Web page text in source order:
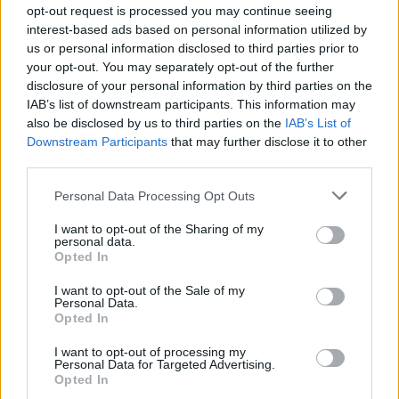
opt-out request is processed you may continue seeing
interest-based ads based on personal information utilized by
us or personal information disclosed to third parties prior to
your opt-out. You may separately opt-out of the further
disclosure of your personal information by third parties on the
IAB’s list of downstream participants. This information may
also be disclosed by us to third parties on the IAB’s List of
Downstream Participants that may further disclose it to other
Please note that this website/app uses one or more Google
not limited to your visit or usage behaviour. You may click to
grant or deny consent to Google and its third-party tags to
use your data for below specified purposes in below Google
consent section.
Personal Data Processing Opt Outs
I want to opt-out of the Sharing of my
personal data.
Opted In
I want to opt-out of the Sale of my
Personal Data.
Opted In
I want to opt-out of processing my
Personal Data for Targeted Advertising.
Opted In
allt sedan i maj 2004 som gjort att han bara
kunnat träna en bråkdel mot tidigare, men tack
vare sin stora naturtalang trots det kunnat
tillhöra svenska eliten och placerat sig högt på
SM-tävlingar.
Birger har gjort stora insatser under hela
perioden som ledare på såväl klubb-, distrikts-
och på central nivå. År 2001 invaldes Birger i
Svenska Gång- och Vandrarförbundets styrelse
ansvarsområden; för landslag, tävling, statistik
Tjejgåingarrangemangen i Stockholm samt för
tävlingsarrangemangen. I Mälarhöjden är han
Personbästa: